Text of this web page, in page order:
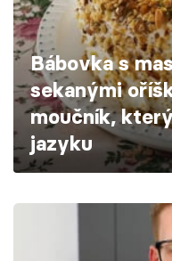
Škola vaření
Recepty z TV
Speciál: Cuketa
Těhotnej kuchař
Bábovka s
sekanými
moučník,
jazyku